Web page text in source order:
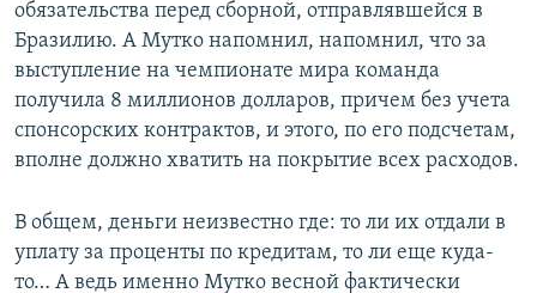
обязательства перед сборной, отправлявшейся в
Бразилию. А Мутко напомнил, напомнил, что за
выступление на чемпионате мира команда
получила 8 миллионов долларов, причем без учета
спонсорских контрактов, и этого, по его подсчетам,
вполне должно хватить на покрытие всех расходов.
В общем, деньги неизвестно где: то ли их отдали в
уплату за проценты по кредитам, то ли еще куда-
то… А ведь именно Мутко весной фактически